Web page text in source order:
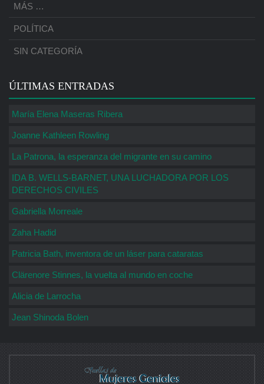
MÁS …
POLÍTICA
SIN CATEGORÍA
ÚLTIMAS ENTRADAS
María Elena Maseras Ribera
Joanne Kathleen Rowling
La Patrona, la esperanza del migrante en su camino
IDA B. WELLS-BARNET, UNA LUCHADORA POR LOS
DERECHOS CIVILES
Gabriella Morreale
Zaha Hadid
Patricia Bath, inventora de un láser para cataratas
Clärenore Stinnes, la vuelta al mundo en coche
Alicia de Larrocha
Jean Shinoda Bolen